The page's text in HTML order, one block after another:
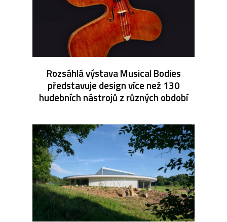
Rozsáhlá výstava Musical Bodies
představuje design více než 130
hudebních nástrojů z různých období